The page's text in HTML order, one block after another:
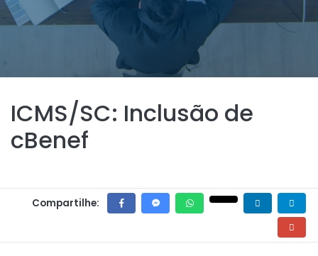
ICMS/SC: Inclusão de
cBenef
Compartilhe: